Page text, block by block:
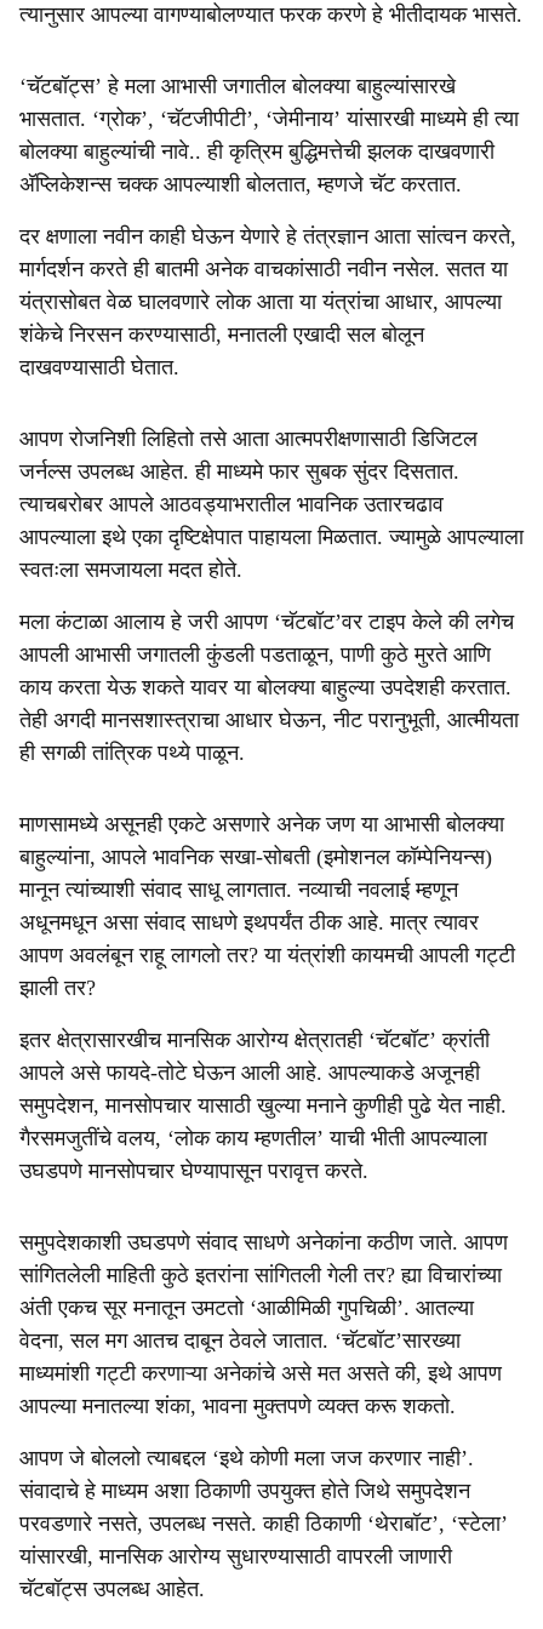
त्यानुसार आपल्या वागण्याबोलण्यात फरक करणे हे भीतीदायक भासते.
‘चॅटबॉट्स’ हे मला आभासी जगातील बोलक्या बाहुल्यांसारखे
भासतात. ‘ग्रोक’, ‘चॅटजीपीटी’, ‘जेमीनाय’ यांसारखी माध्यमे ही त्या
बोलक्या बाहुल्यांची नावे.. ही कृत्रिम बुद्धिमत्तेची झलक दाखवणारी
अ‍ॅप्लिकेशन्स चक्क आपल्याशी बोलतात, म्हणजे चॅट करतात.
दर क्षणाला नवीन काही घेऊन येणारे हे तंत्रज्ञान आता सांत्वन करते,
मार्गदर्शन करते ही बातमी अनेक वाचकांसाठी नवीन नसेल. सतत या
यंत्रासोबत वेळ घालवणारे लोक आता या यंत्रांचा आधार, आपल्या
शंकेचे निरसन करण्यासाठी, मनातली एखादी सल बोलून
दाखवण्यासाठी घेतात.
आपण रोजनिशी लिहितो तसे आता आत्मपरीक्षणासाठी डिजिटल
जर्नल्स उपलब्ध आहेत. ही माध्यमे फार सुबक सुंदर दिसतात.
त्याचबरोबर आपले आठवड्याभरातील भावनिक उतारचढाव
आपल्याला इथे एका दृष्टिक्षेपात पाहायला मिळतात. ज्यामुळे आपल्याला
स्वतःला समजायला मदत होते.
मला कंटाळा आलाय हे जरी आपण ‘चॅटबॉट’वर टाइप केले की लगेच
आपली आभासी जगातली कुंडली पडताळून, पाणी कुठे मुरते आणि
काय करता येऊ शकते यावर या बोलक्या बाहुल्या उपदेशही करतात.
तेही अगदी मानसशास्त्राचा आधार घेऊन, नीट परानुभूती, आत्मीयता
ही सगळी तांत्रिक पथ्ये पाळून.
माणसामध्ये असूनही एकटे असणारे अनेक जण या आभासी बोलक्या
बाहुल्यांना, आपले भावनिक सखा-सोबती (इमोशनल कॉम्पेनियन्स)
मानून त्यांच्याशी संवाद साधू लागतात. नव्याची नवलाई म्हणून
अधूनमधून असा संवाद साधणे इथपर्यंत ठीक आहे. मात्र त्यावर
आपण अवलंबून राहू लागलो तर? या यंत्रांशी कायमची आपली गट्टी
झाली तर?
इतर क्षेत्रासारखीच मानसिक आरोग्य क्षेत्रातही ‘चॅटबॉट’ क्रांती
आपले असे फायदे-तोटे घेऊन आली आहे. आपल्याकडे अजूनही
समुपदेशन, मानसोपचार यासाठी खुल्या मनाने कुणीही पुढे येत नाही.
गैरसमजुतींचे वलय, ‘लोक काय म्हणतील’ याची भीती आपल्याला
उघडपणे मानसोपचार घेण्यापासून परावृत्त करते.
समुपदेशकाशी उघडपणे संवाद साधणे अनेकांना कठीण जाते. आपण
सांगितलेली माहिती कुठे इतरांना सांगितली गेली तर? ह्या विचारांच्या
अंती एकच सूर मनातून उमटतो ‘आळीमिळी गुपचिळी’. आतल्या
वेदना, सल मग आतच दाबून ठेवले जातात. ‘चॅटबॉट’सारख्या
माध्यमांशी गट्टी करणाऱ्या अनेकांचे असे मत असते की, इथे आपण
आपल्या मनातल्या शंका, भावना मुक्तपणे व्यक्त करू शकतो.
आपण जे बोललो त्याबद्दल ‘इथे कोणी मला जज करणार नाही’.
संवादाचे हे माध्यम अशा ठिकाणी उपयुक्त होते जिथे समुपदेशन
परवडणारे नसते, उपलब्ध नसते. काही ठिकाणी ‘थेराबॉट’, ‘स्टेला’
यांसारखी, मानसिक आरोग्य सुधारण्यासाठी वापरली जाणारी
चॅटबॉट्स उपलब्ध आहेत.